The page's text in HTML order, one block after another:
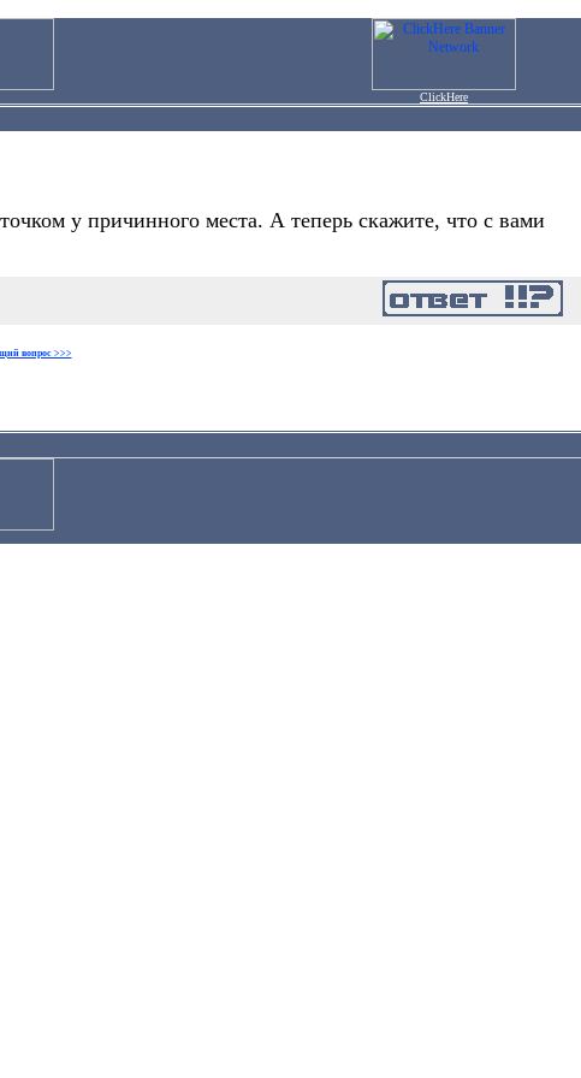
ClickHere
у причинного места. А теперь скажите, что с вами
вопрос >>>